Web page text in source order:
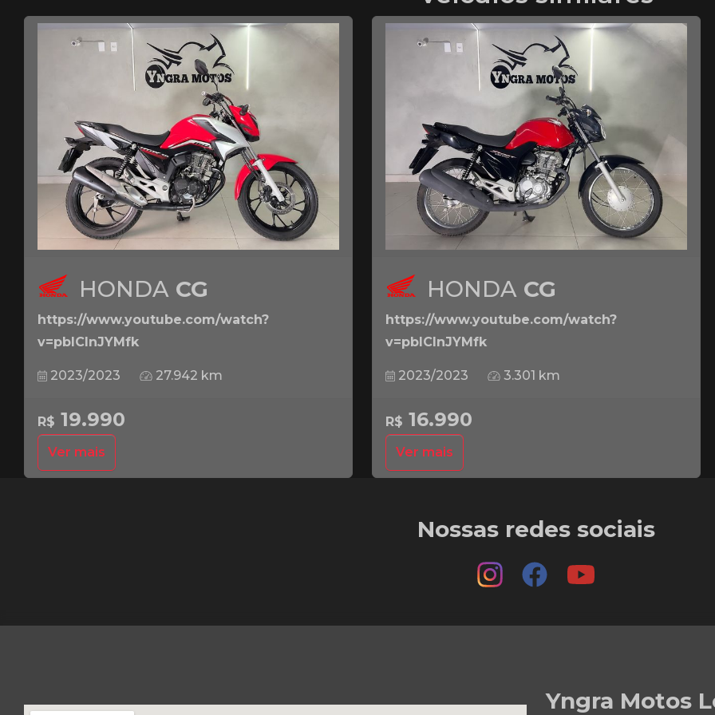
HONDA CG
https://www.youtube.com/watch?
v=pbICInJYMfk
2023/2023 27.942 km
R$ 19.990
Ver mais
HONDA CG
https://www.youtube.com/watch?
v=pbICInJYMfk
2023/2023 3.301 km
R$ 16.990
Ver mais
Nossas redes sociais
Yngra Motos